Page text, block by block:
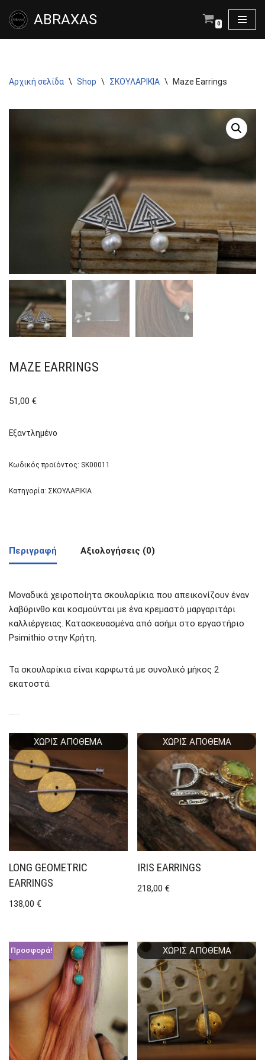
Μεταπηδήστε
ABRAXAS 0
Αρχική σελίδα \ Shop \ ΣΚΟΥΛΑΡΙΚΙΑ \ Maze Earrings
MAZE EARRINGS
51,00 €
Εξαντλημένο
Κωδικός προϊόντος: SK00011
Κατηγορία: ΣΚΟΥΛΑΡΙΚΙΑ
Περιγραφή Αξιολογήσεις (0)
Μοναδικά χειροποίητα σκουλαρίκια που απεικονίζουν έναν
λαβύρινθο και κοσμούνται με ένα κρεμαστό μαργαριτάρι
καλλιέργειας. Κατασκευασμένα από ασήμι στο εργαστήριο
Psimithio στην Κρήτη.
Τα σκουλαρίκια είναι καρφωτά με συνολικό μήκος 2
εκατοστά.
ΧΩΡΊΣ ΑΠΌΘΕΜΑ
LONG GEOMETRIC
EARRINGS
138,00 €
ΧΩΡΊΣ ΑΠΌΘΕΜΑ
IRIS EARRINGS
218,00€
Προσφορά! ΧΩΡΊΣ ΑΠΌΘΕΜΑ